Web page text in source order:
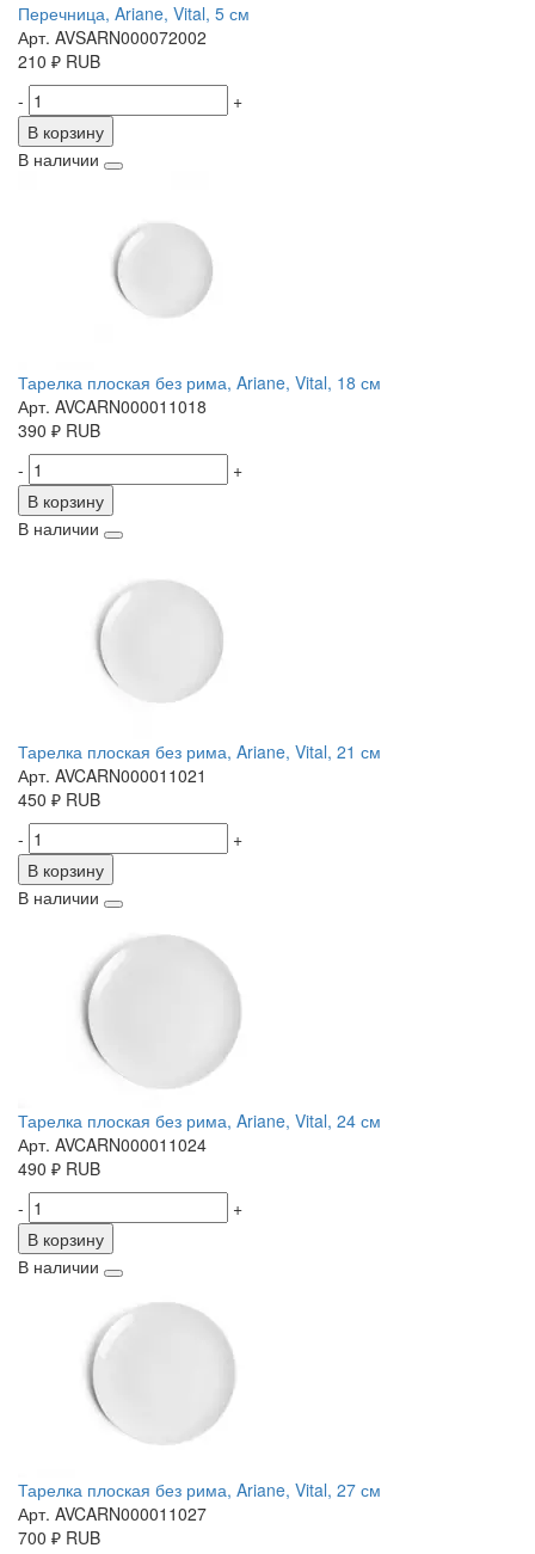
Перечница, Ariane, Vital, 5 см
Арт. AVSARN000072002
210 ₽ RUB
-
+
В корзину
В наличии
Тарелка плоская без рима, Ariane, Vital, 18 см
Арт. AVCARN000011018
390 ₽ RUB
-
+
В корзину
В наличии
Тарелка плоская без рима, Ariane, Vital, 21 см
Арт. AVCARN000011021
450 ₽ RUB
-
+
В корзину
В наличии
Тарелка плоская без рима, Ariane, Vital, 24 см
Арт. AVCARN000011024
490 ₽ RUB
-
+
В корзину
В наличии
Тарелка плоская без рима, Ariane, Vital, 27 см
Арт. AVCARN000011027
700 ₽ RUB